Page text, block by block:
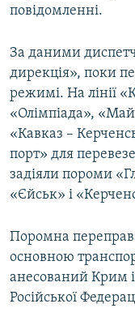
повідомленні.
За даними
дирекція», поки
режимі. На лінії
«Олімпіада»,
«Кавказ –
порт» для
задіяли пороми
«Єйськ» і
Поромна
основною
анесований Крим
Російської